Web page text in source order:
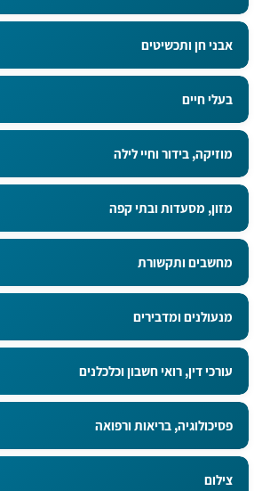
אבני חן ותכשיטים
בעלי חיים
מוזיקה, בידור וחיי לילה
מזון, מסעדות ובתי קפה
מחשבים ותקשורת
מנעולנים ומדבירים
עורכי דין, רואי חשבון וכלכלנים
פסיכולוגיה, בריאות ורפואה
צילום